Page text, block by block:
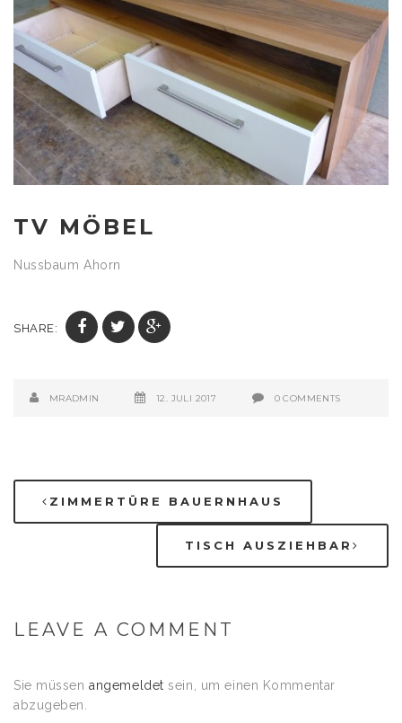
TV MÖBEL
Nussbaum Ahorn
SHARE:
MRADMIN 12. JULI 2017 0 COMMENTS
ZIMMERTÜRE BAUERNHAUS
TISCH AUSZIEHBAR
LEAVE A COMMENT
Sie müssenangemeldet sein, um einen Kommentar
abzugeben.